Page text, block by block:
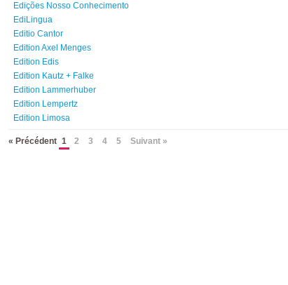
Edições Nosso Conhecimento
EdiLingua
Editio Cantor
Edition Axel Menges
Edition Edis
Edition Kautz + Falke
Edition Lammerhuber
Edition Lempertz
Edition Limosa
« Précédent 1 2 3 4 5 Suivant »